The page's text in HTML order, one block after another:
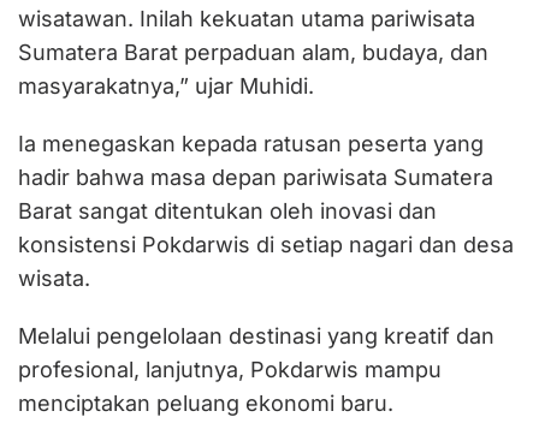
wisatawan. Inilah kekuatan utama pariwisata
Sumatera Barat perpaduan alam, budaya, dan
masyarakatnya,” ujar Muhidi.
Ia menegaskan kepada ratusan peserta yang
hadir bahwa masa depan pariwisata Sumatera
Barat sangat ditentukan oleh inovasi dan
konsistensi Pokdarwis di setiap nagari dan desa
wisata.
Melalui pengelolaan destinasi yang kreatif dan
profesional, lanjutnya, Pokdarwis mampu
menciptakan peluang ekonomi baru.